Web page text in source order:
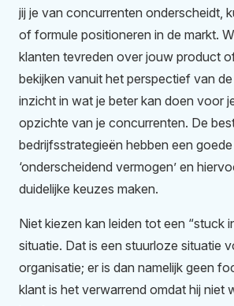
jij je van concurrenten onderscheidt,
of formule positioneren in de markt.
klanten tevreden over jouw product
bekijken vanuit het perspectief van
inzicht in wat je beter kan doen voor
opzichte van je concurrenten. De
bedrijfsstrategieën hebben een
‘onderscheidend vermogen’ en
duidelijke keuzes maken.
Niet kiezen kan leiden tot een “stuck
situatie. Dat is een stuurloze situatie
organisatie; er is dan namelijk geen
klant is het verwarrend omdat hij niet